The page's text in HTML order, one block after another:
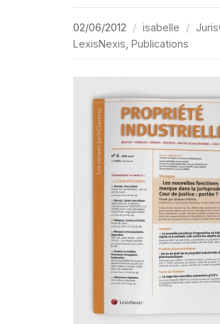
02/06/2012 isabelle
LexisNexis Publications